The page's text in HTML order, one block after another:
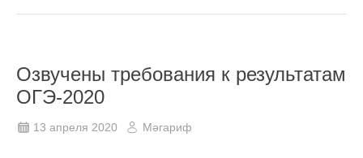
Озвучены требования к результатам
ОГЭ-2020
13 апреля 2020 Мәгариф